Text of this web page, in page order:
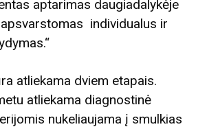
aptarimas daugiadalykėje
individualus ir
atliekama dviem etapais.
atliekama diagnostinė
nukeliaujama į smulkias